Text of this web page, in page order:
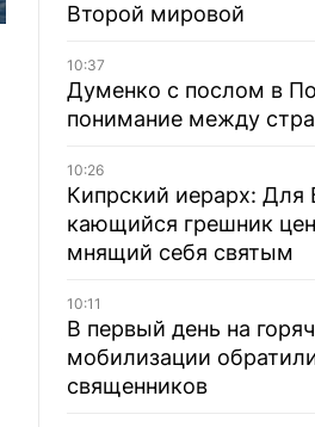
Второй мировой
10:37
Думенко с послом в
понимание между
10:26
Кипрский иерарх: Для
кающийся грешник
мнящий себя святым
10:11
В первый день на
мобилизации
священников